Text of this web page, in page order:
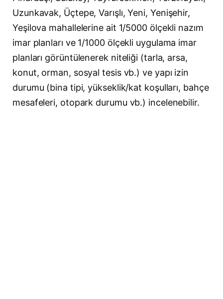
Uzunkavak, Üçtepe, Varışlı, Yeni, Yenişehir,
Yeşilova mahallelerine ait 1/5000 ölçekli nazım
imar planları ve 1/1000 ölçekli uygulama imar
planları görüntülenerek niteliği (tarla, arsa,
konut, orman, sosyal tesis vb.) ve yapı izin
durumu (bina tipi, yükseklik/kat koşulları, bahçe
mesafeleri, otopark durumu vb.) incelenebilir.